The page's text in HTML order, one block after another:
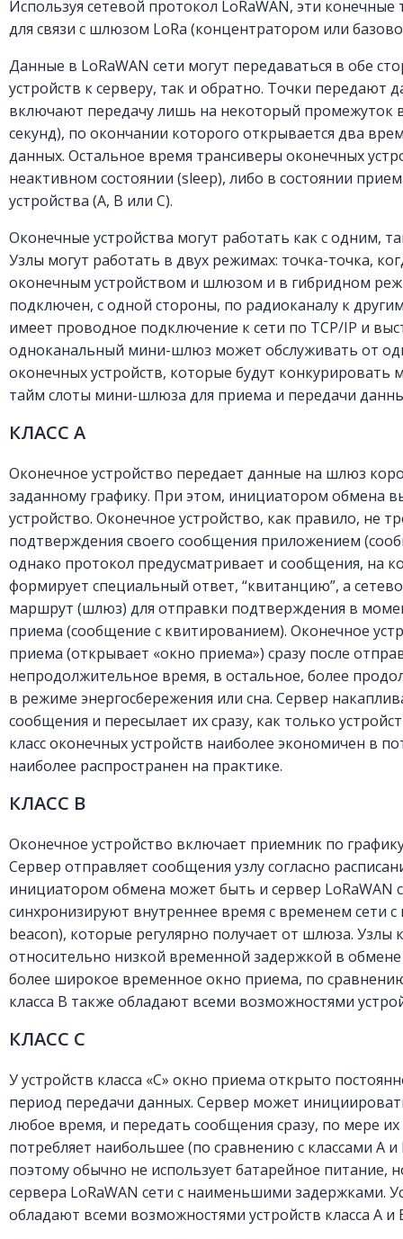
Используя сетевой протокол LoRaWAN, эти
для связи с шлюзом LoRa (концентратором или
Данные в LoRaWAN сети могут передаваться в обе
устройств к серверу, так и обратно. Точки передают
включают передачу лишь на некоторый промежуток
секунд), по окончании которого открывается два
данных. Остальное время трансиверы оконечных
неактивном состоянии (sleep), либо в состоянии
устройства (A, B или С).
Оконечные устройства могут работать как с одним,
Узлы могут работать в двух режимах: точка-точка,
оконечным устройством и шлюзом и в гибридном
подключен, с одной стороны, по радиоканалу к
имеет проводное подключение к сети по TCP/IP и
одноканальный мини-шлюз может обслуживать от
оконечных устройств, которые будут конкурировать
тайм слоты мини-шлюза для приема и передачи
КЛАСС А
Оконечное устройство передает данные на шлюз
заданному графику. При этом, инициатором обмена
устройство. Оконечное устройство, как правило, не
подтверждения своего сообщения приложением
однако протокол предусматривает и сообщения, на
формирует специальный ответ, “квитанцию”, а
маршрут (шлюз) для отправки подтверждения в
приема (сообщение с квитированием). Оконечное
приема (открывает «окно приема») сразу после
непродолжительное время, в остальное, более
в режиме энергосбережения или сна. Сервер
сообщения и пересылает их сразу, как только
класс оконечных устройств наиболее экономичен в
наиболее распространен на практике.
КЛАСС В
Оконечное устройство включает приемник по
Сервер отправляет сообщения узлу согласно
инициатором обмена может быть и сервер LoRaWAN
синхронизируют внутреннее время с временем сети
beacon), которые регулярно получает от шлюза. Узлы
относительно низкой временной задержкой в
более широкое временное окно приема, по сравнению
класса B также обладают всеми возможностями
КЛАСС С
У устройств класса «С» окно приема открыто
период передачи данных. Сервер может
любое время, и передать сообщения сразу, по мере их
потребляет наибольшее (по сравнению с классами A и
поэтому обычно не использует батарейное питание,
сервера LoRaWAN сети с наименьшими задержками.
обладают всеми возможностями устройств класса А и